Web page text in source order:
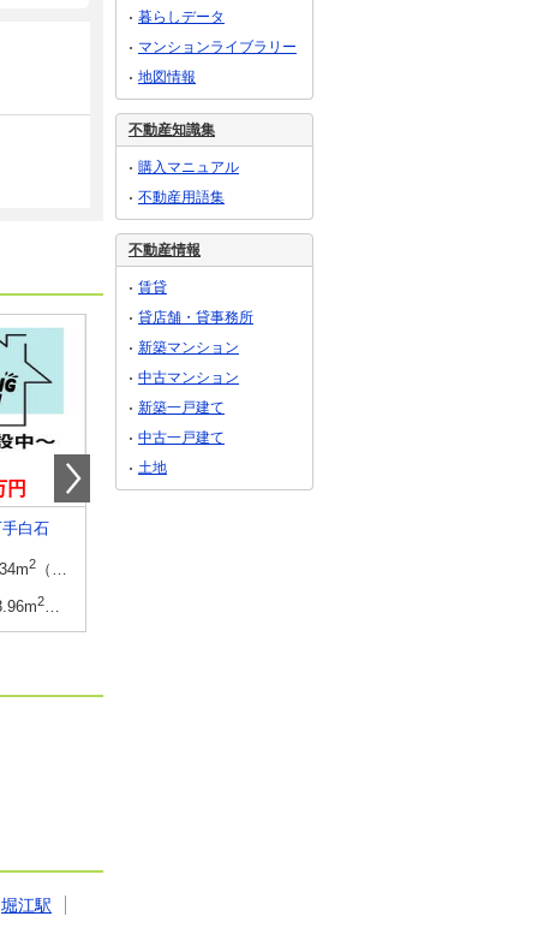
円
白石
2（27.93坪）（登記）
2（58.67坪）（登記）
2,230万円
堀江駅
暮らしデータ
マンションライブラリー
地図情報
不動産知識集
購入マニュアル
不動産用語集
不動産情報
賃貸
貸店舗・貸事務所
新築マンション
中古マンション
新築一戸建て
中古一戸建て
土地